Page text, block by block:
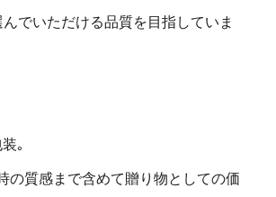
でいただける品質を目指していま
｡
の質感まで含めて贈り物としての価